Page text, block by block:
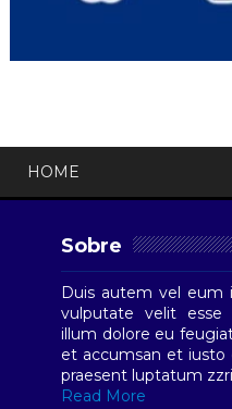
HOME
Sobre
Duis autem vel eum
vulputate velit esse
illum dolore eu
et accumsan et iusto
praesent luptatum
Read More